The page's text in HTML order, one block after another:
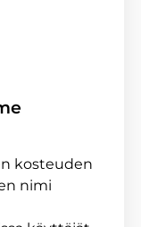
kosteuden
nimi